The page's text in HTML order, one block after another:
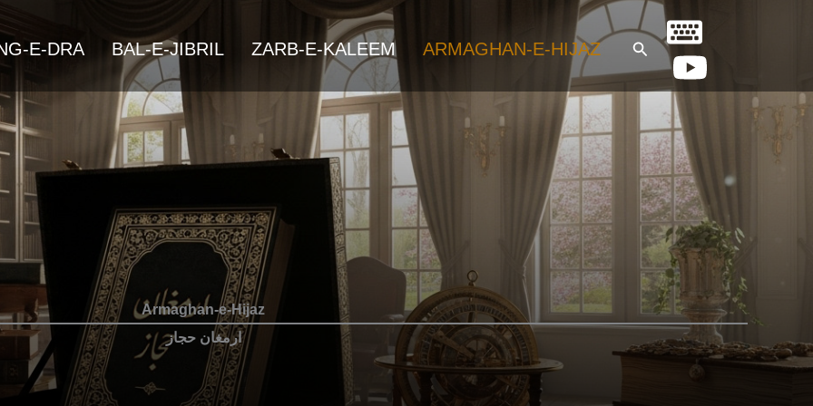
E-DRA BAL-E-JIBRIL ZARB-E-KALEEM ARMAGHAN-E-HIJAZ Search
Armaghan-e-Hijaz
ارمغان حجاز